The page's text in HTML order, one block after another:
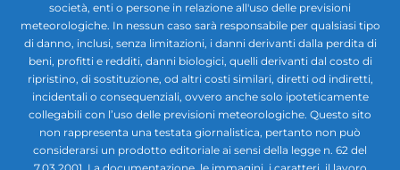
società, enti o persone in relazione all'uso delle previsioni
meteorologiche. In nessun caso sarà responsabile per qualsiasi tipo
di danno, inclusi, senza limitazioni, i danni derivanti dalla perdita di
beni, profitti e redditi, danni biologici, quelli derivanti dal costo di
ripristino, di sostituzione, od altri costi similari, diretti od indiretti,
incidentali o consequenziali, ovvero anche solo ipoteticamente
collegabili con l’uso delle previsioni meteorologiche. Questo sito
non rappresenta una testata giornalistica, pertanto non può
considerarsi un prodotto editoriale ai sensi della legge n. 62 del